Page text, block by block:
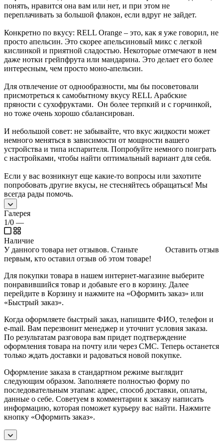
понять, нравится она вам или нет, и при этом не
переплачивать за большой флакон, если вдруг не зайдет.
Конкретно по вкусу: RELL Orange – это, как я уже говорил, не
просто апельсин. Это скорее апельсиновый микс с легкой
кислинкой и приятной сладостью. Некоторые отмечают в нем
даже нотки грейпфрута или мандарина. Это делает его более
интересным, чем просто моно-апельсин.
Для отвлечение от однообразности, мы бы посоветовали
присмотреться к самобытному вкусу RELL Арабские
пряности с сухофруктами. Он более терпкий и с горчинкой,
но тоже очень хорошо сбалансирован.
И небольшой совет: не забывайте, что вкус жидкости может
немного меняться в зависимости от мощности вашего
устройства и типа испарителя. Попробуйте немного поиграть
с настройками, чтобы найти оптимальный вариант для себя.
Если у вас возникнут еще какие-то вопросы или захотите
попробовать другие вкусы, не стесняйтесь обращаться! Мы
всегда рады помочь.
Галерея
1/0 —
Наличие
Оставить отзыв
У данного товара нет отзывов. Станьте
первым, кто оставил отзыв об этом товаре!
Для покупки товара в нашем интернет-магазине выберите
понравившийся товар и добавьте его в корзину. Далее
перейдите в Корзину и нажмите на «Оформить заказ» или
«Быстрый заказ».
Когда оформляете быстрый заказ, напишите ФИО, телефон и
e-mail. Вам перезвонит менеджер и уточнит условия заказа.
По результатам разговора вам придет подтверждение
оформления товара на почту или через СМС. Теперь останется
только ждать доставки и радоваться новой покупке.
Оформление заказа в стандартном режиме выглядит
следующим образом. Заполняете полностью форму по
последовательным этапам: адрес, способ доставки, оплаты,
данные о себе. Советуем в комментарии к заказу написать
информацию, которая поможет курьеру вас найти. Нажмите
кнопку «Оформить заказ».